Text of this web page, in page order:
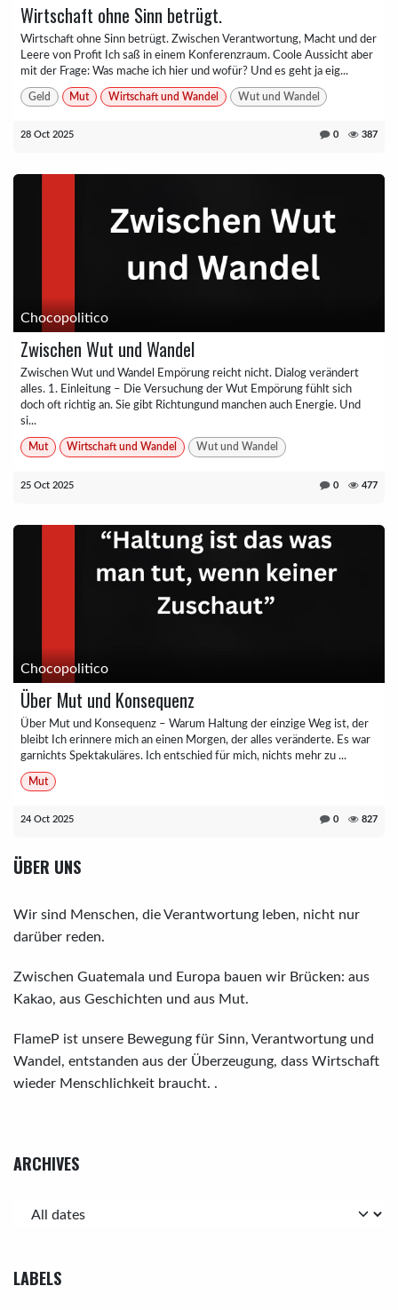
Wirtschaft ohne Sinn betrügt.
Wirtschaft ohne Sinn betrügt. Zwischen Verantwortung, Macht und der
Leere von Profit Ich saß in einem Konferenzraum. Coole Aussicht aber
mit der Frage: Was mache ich hier und wofür? Und es geht ja eig...
Geld Mut Wirtschaft und Wandel Wut und Wandel
28 Oct 2025 0 387
Chocopolitico
Zwischen Wut und Wandel
Zwischen Wut und Wandel Empörung reicht nicht. Dialog verändert
alles. 1. Einleitung – Die Versuchung der Wut Empörung fühlt sich
doch oft richtig an. Sie gibt Richtungund manchen auch Energie. Und
si...
Mut Wirtschaft und Wandel Wut und Wandel
25 Oct 2025 0 477
Chocopolitico
Über Mut und Konsequenz
Über Mut und Konsequenz – Warum Haltung der einzige Weg ist, der
bleibt Ich erinnere mich an einen Morgen, der alles veränderte. Es war
garnichts Spektakuläres. Ich entschied für mich, nichts mehr zu ...
Mut
24 Oct 2025 0 827
ÜBER UNS
Wir sind Menschen, die Verantwortung leben, nicht nur
darüber reden.
Zwischen Guatemala und Europa bauen wir Brücken: aus
Kakao, aus Geschichten und aus Mut.
FlameP ist unsere Bewegung für Sinn, Verantwortung und
Wandel, entstanden aus der Überzeugung, dass Wirtschaft
wieder Menschlichkeit braucht. .
ARCHIVES
LABELS